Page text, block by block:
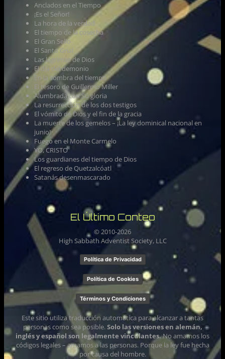
Anclados en el Tiempo
¡Es el Señor!
La hora de la verdad
El tiempo de la cosecha
El Gran Sello
El Santo Grial
Las lágrimas de Dios
El día del demonio
En la sombra del tiempo
El tesoro de Guillermo Miller
Alumbrada con Su gloria
La resurrección de los dos testigos
El vómito de Dios y el fin de la gracia
La muerte de los gemelos – ¡La ley dominical nacional en
junio!
Fuego en el Monte Carmelo
YO, CRISTO
Los guardianes del tiempo de Dios
El regreso de Quetzalcóatl
Satanás desenmascarado
El Último Conteo
© 2010-2026
High Sabbath Adventist Society, LLC
Política de Privacidad
Política de Cookies
Términos y Condiciones
Este sitio utiliza traducción automática para alcanzar a tantas
personas como sea posible.Solo las versiones en alemán,
inglés y español son legalmente vinculantes.No amamos los
códigos legales – amamos a las personas. Porque la ley fue hecha
por causa del hombre.